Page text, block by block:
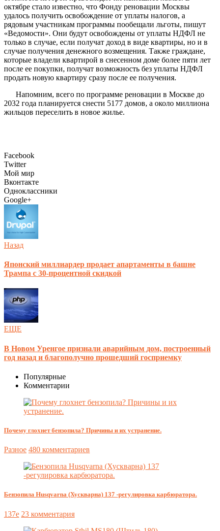
октябре стало известно, что Фонду реновации Москвы
удалось получить освобождение от уплаты налогов, а
рядовым участникам программы пообещали льготы, пишут
«Ведомости». Они будут освобождены от уплаты НДФЛ не
только в случае, если получат доход в виде квартиры, но и в
случае получения денежного возмещения. Также граждане,
которые владели квартирой в снесенном доме более пяти лет
после ее покупки, получат возможность без уплаты НДФЛ
продать новую квартиру сразу после ее получения.
Напомним, всего по программе реновации в Москве до
2032 года планируется снести 5177 домов, а около миллиона
жильцов переселить в новое жилье.
Facebook
Twitter
Мой мир
Вконтакте
Одноклассники
Google+
Назад
Японский миллиардер продает апартаменты в башне
Трампа с 30-процентной скидкой
ЕЩЕ
В Новом Уренгое признали аварийным дом, построенный
год назад и благополучно прошедший госприемку
Популярные
Комментарии
Почему глохнет бензопила? Причины и их устранение.
Разное 480 комментариев
Бензопила Husqvarna (Хускварна) 137 -регулировка карбюратора.
137e 23 комментария